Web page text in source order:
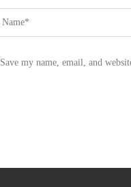
Save my name, email, and